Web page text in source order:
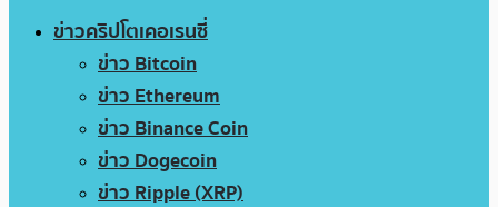
ข่าวคริปโตเคอเรนซี่
ข่าว Bitcoin
ข่าว Ethereum
ข่าว Binance Coin
ข่าว Dogecoin
ข่าว Ripple (XRP)